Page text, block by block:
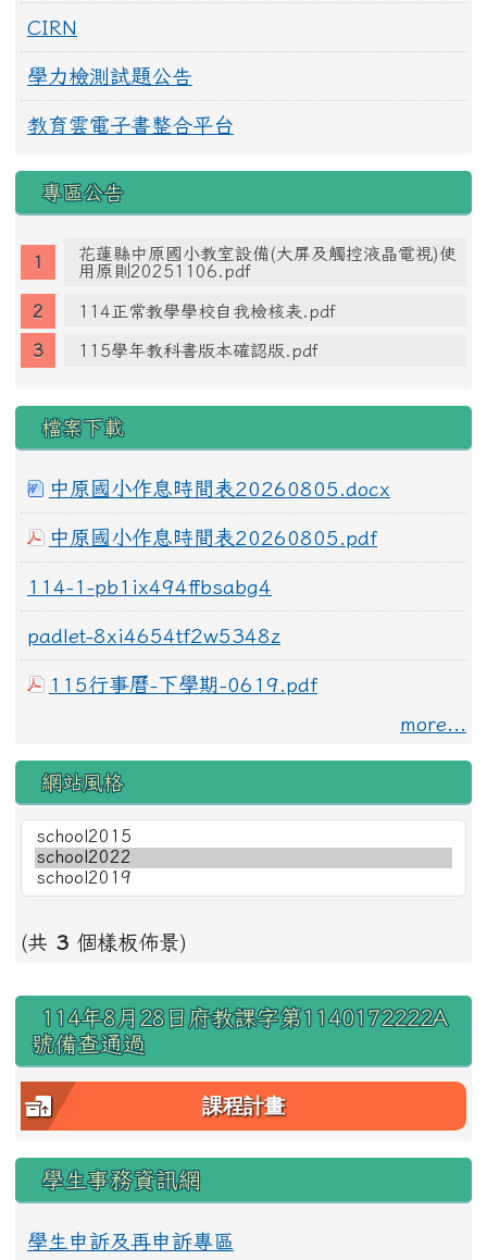
CIRN
學力檢測試題公告
教育雲電子書整合平台
專區公告
花蓮縣中原國小教室設備(大屏及觸控液晶電視)使
用原則20251106.pdf
114正常教學學校自我檢核表.pdf
115學年教科書版本確認版.pdf
檔案下載
中原國小作息時間表20260805.docx
中原國小作息時間表20260805.pdf
114-1-pb1ix494ffbsabg4
padlet-8xi4654tf2w5348z
115行事曆-下學期-0619.pdf
more...
網站風格
(共 3 個樣板佈景)
右邊區域內容
114年8月28日府教課字第1140172222A
號備查通過
課程計畫
學生事務資訊網
學生申訴及再申訴專區